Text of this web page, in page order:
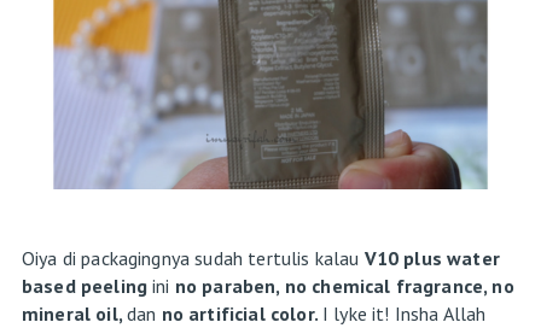
Oiya di packagingnya sudah tertulis kalau V10 plus water
based peelingini no paraben, no chemical fragrance, no
mineral oil, dan no artificial color. I lyke it! Insha Allah